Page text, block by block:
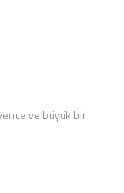
ve büyük bir